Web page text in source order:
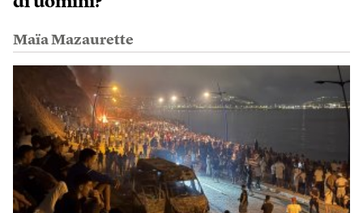
Maïa Mazaurette